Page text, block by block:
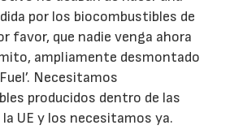
por los biocombustibles de
favor, que nadie venga ahora
ampliamente desmontado
Necesitamos
producidos dentro de las
UE y los necesitamos ya.